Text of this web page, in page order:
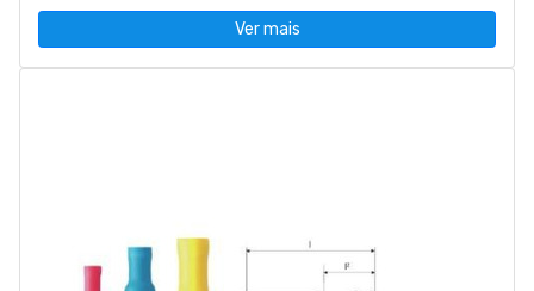
Ver mais